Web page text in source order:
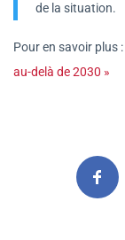
de la situation.
Pour en savoir plus :
au-delà de 2030 »